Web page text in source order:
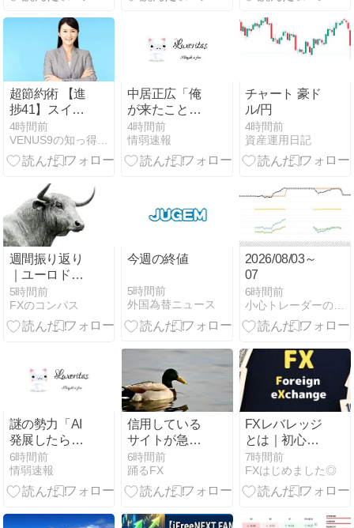
超節約術 【進
捗41】スイン
グ・スワップ
攻略 トルコリ
ラ円＆メキシ
（TRYJPY&MXNJPY）
＆CHFTRY
4時間前
VENUS9の知っ得シリーズ 爆速サイト・超節約術・FX攻略
中居正広「俺
が来たことは
内緒だべ」極
秘で熊本でボ
ランティアを
4時間前
情弱速報
チャート 豪ド
ル/円
4時間前
資産運用日記
週間振り返り
｜ユーロドル
の環境認識と
トレード解説
(8/3～7)
5時間前
FXのコンパス
今週の終値
5時間前
外国為替ニュース
2026/08/03～
07
6時間前
小心トレーダーの溜め息
謎の勢力「AI
発展したらお
前らは皆クビ
になるわ」→
未だかつてAI
したG民が0人
6時間前
情弱速報
信用している
サイトが急に
「スキャルが
おすすめ」と
言い出して、
ちがひっくり
6時間前
踊るFX
FXレバレッジ
とは｜初心者
が現金取引で
理解すべき基
本
7時間前
FXはじめました◎